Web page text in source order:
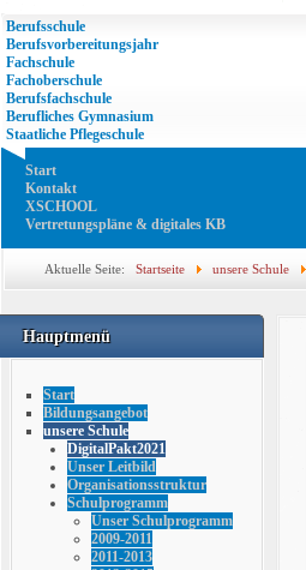
Berufsschule
Berufsvorbereitungsjahr
Fachschule
Fachoberschule
Berufsfachschule
Berufliches Gymnasium
Staatliche Pflegeschule
Start
Kontakt
XSCHOOL
Vertretungspläne & digitales KB
Aktuelle Seite: Startseite unsere Schule
Hauptmenü
Start
Bildungsangebot
unsere Schule
DigitalPakt2021
Unser Leitbild
Organisationsstruktur
Schulprogramm
Unser Schulprogramm
2009-2011
2011-2013